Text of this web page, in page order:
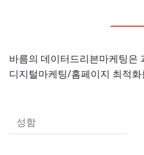
바름의 데이터드리븐마케팅은
디지털마케팅/홈페이지 최적